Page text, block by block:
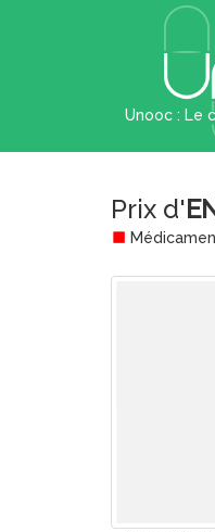
Unooc : Le
Prix d'